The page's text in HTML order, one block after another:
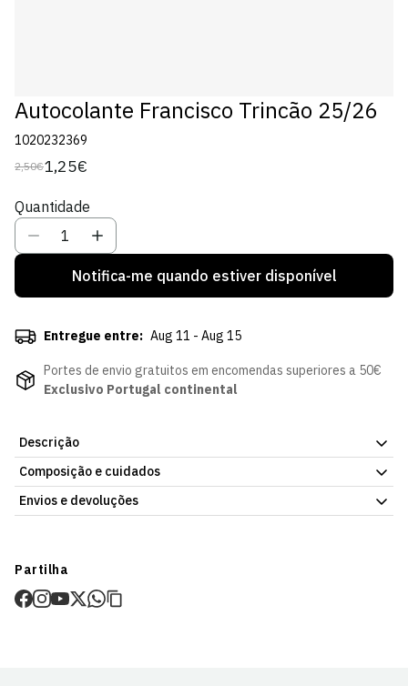
Autocolante Francisco Trincão 25/26
1020232369
Preço
2,50€
Preço
venda
1,25€
Quantidade
Notifica-me quando estiver disponível
Entregue entre: Aug 11 - Aug 15
Portes de envio gratuitos em encomendas superiores a 50€
Exclusivo Portugal continental
Descrição
Autocolante Francisco Trincão 25/26, com o emblema do
Sporting Clube de Portugal. Artigo oficial, com o nome do
jogador em destaque. Disponível na Loja Verde Online.
Composição e cuidados
Envios e devoluções
Prazo estimado de entrega varia consoante o destino e método
de envio.
Partilha